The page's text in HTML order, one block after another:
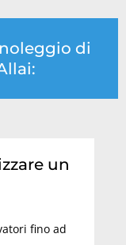
di
un
fino ad